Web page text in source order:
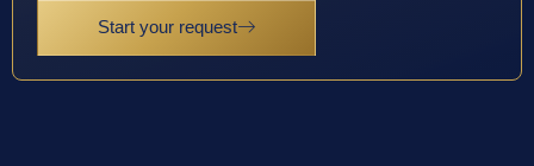
Start your request